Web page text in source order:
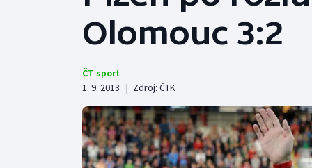
Tenis
Cyklistika
Basketbal
Boby a skeleton
Box
Olomouc 3:2
ČT sport
1. 9. 2013 | Zdroj: ČTK